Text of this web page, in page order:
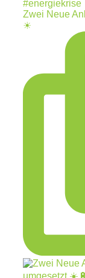
Zwei Neue
☀